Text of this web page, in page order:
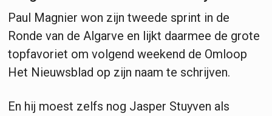
Paul Magnier won zijn tweede sprint in de
Ronde van de Algarve en lijkt daarmee de grote
topfavoriet om volgend weekend de Omloop
Het Nieuwsblad op zijn naam te schrijven.
En hij moest zelfs nog Jasper Stuyven als